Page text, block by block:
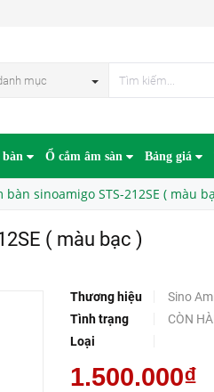
mục
bàn Ổ cắm âm sàn Bảng giá
sinoamigo STS-212SE ( màu
( màu bạc )
Thương hiệu
Sino
Tình trạng
CÒN
Loại
1.500.000₫
)